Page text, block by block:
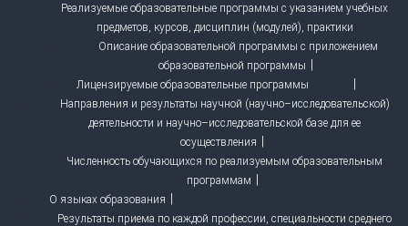
Реализуемые образовательные программы с указанием учебных
предметов, курсов, дисциплин (модулей), практики
Описание образовательной программы с приложением
образовательной программы
Лицензируемые образовательные программы
Направления и результаты научной (научно–исследовательской)
деятельности и научно–исследовательской базе для ее
осуществления
Численность обучающихся по реализуемым образовательным
программам
О языках образования
Результаты приема по каждой профессии, специальности среднего